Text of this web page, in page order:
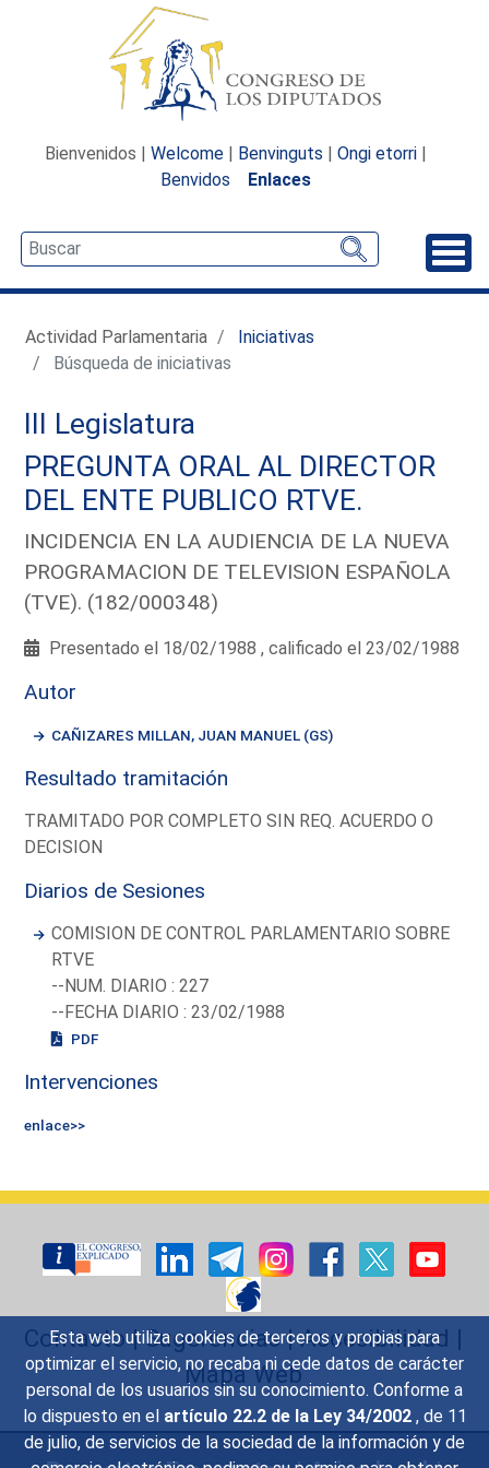
Esta web utiliza cookies de terceros y propias para
optimizar el servicio, no recaba ni cede datos de carácter
personal de los usuarios sin su conocimiento. Conforme a
lo dispuesto en el artículo 22.2 de la Ley 34/2002 , de 11
de julio, de servicios de la sociedad de la información y de
Bienvenidos | Welcome | Benvinguts | Ongi etorri |
Benvidos
Enlaces
Actividad Parlamentaria
Iniciativas
Búsqueda de iniciativas
III Legislatura
PREGUNTA ORAL AL DIRECTOR
DEL ENTE PUBLICO RTVE.
INCIDENCIA EN LA AUDIENCIA DE LA NUEVA
PROGRAMACION DE TELEVISION ESPAÑOLA
(TVE). (182/000348)
Presentado el 18/02/1988 , calificado el 23/02/1988
Autor
CAÑIZARES MILLAN, JUAN MANUEL (GS)
Resultado tramitación
TRAMITADO POR COMPLETO SIN REQ. ACUERDO O
DECISION
Diarios de Sesiones
COMISION DE CONTROL PARLAMENTARIO SOBRE
RTVE
--NUM. DIARIO : 227
--FECHA DIARIO : 23/02/1988
PDF
Intervenciones
enlace>>
Contacto|Sugerencias|Accesibilidad |
Mapa Web